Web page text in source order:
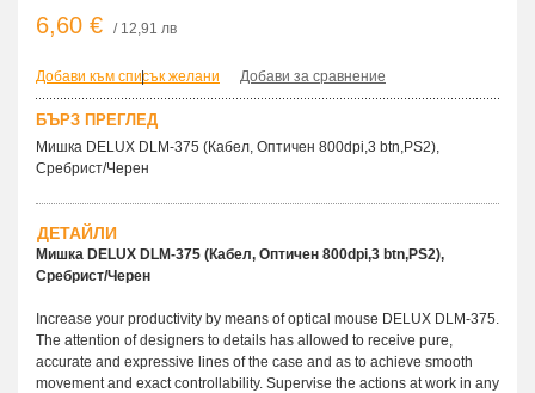
6,60 € / 12,91 лв
Добави към списък желани
| Добави за сравнение
БЪРЗ ПРЕГЛЕД
Мишка DELUX DLM-375 (Кабел, Оптичен 800dpi,3 btn,PS2),
Сребрист/Черен
ДЕТАЙЛИ
Мишка DELUX DLM-375 (Кабел, Оптичен 800dpi,3 btn,PS2),
Сребрист/Черен
Increase your productivity by means of optical mouse DELUX DLM-375.
The attention of designers to details has allowed to receive pure,
accurate and expressive lines of the case and as to achieve smooth
movement and exact controllability. Supervise the actions at work in any